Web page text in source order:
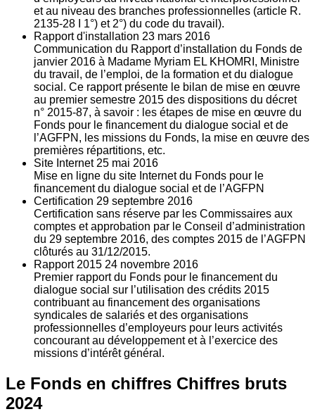
et au niveau des branches professionnelles (article R.
2135‐28 I 1°) et 2°) du code du travail).
Rapport d'installation 23 mars 2016
Communication du Rapport d’installation du Fonds de
janvier 2016 à Madame Myriam EL KHOMRI, Ministre
du travail, de l’emploi, de la formation et du dialogue
social. Ce rapport présente le bilan de mise en œuvre
au premier semestre 2015 des dispositions du décret
n° 2015-87, à savoir : les étapes de mise en œuvre du
Fonds pour le financement du dialogue social et de
l’AGFPN, les missions du Fonds, la mise en œuvre des
premières répartitions, etc.
Site Internet 25 mai 2016
Mise en ligne du site Internet du Fonds pour le
financement du dialogue social et de l’AGFPN
Certification 29 septembre 2016
Certification sans réserve par les Commissaires aux
comptes et approbation par le Conseil d’administration
du 29 septembre 2016, des comptes 2015 de l’AGFPN
clôturés au 31/12/2015.
Rapport 2015 24 novembre 2016
Premier rapport du Fonds pour le financement du
dialogue social sur l’utilisation des crédits 2015
contribuant au financement des organisations
syndicales de salariés et des organisations
professionnelles d’employeurs pour leurs activités
concourant au développement et à l’exercice des
missions d’intérêt général.
Le Fonds en chiffres Chiffres bruts
2024